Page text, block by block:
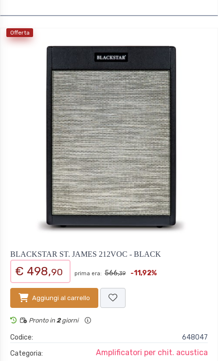
Offerta
BLACKSTAR ST. JAMES 212VOC - BLACK
€ 498,90 prima era: 566,39 -11,92%
Aggiungi al carrello
Pronto in 2giorni
Codice:
648047
Categoria:
Amplificatori per chit. acustica